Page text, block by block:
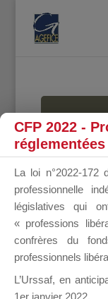
CFP 2022 -
réglementées
La loi n°2022-172
professionnelle
législatives qui
« professions
confrères du
professionnels
L’Urssaf, en
1er janvier 2022.